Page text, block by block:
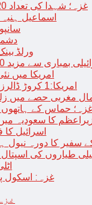
غزہ؛ شہدا کی تعداد 20 ہزار ہوگئی، اقوام متحدہ کی قرارداد پر ووٹنگ پھرموخر
اسماعیل
ورلڈ بینک نے
سے مزید 100 فلسطینی شہید ، العودہ اسپتال فوجی بیرک میں تبدیل
امریکا میں
امریکا:1 کروڑ ڈالرز سے زائد مالیت کی ای-سگریٹس اسمگل کرنے کی کوشش
حصے میں زلزلے سے ہلاکتوں
غزہ؛ حماس کے ہاتھوں مزید 7 اسرائیلی فوجی ہلاک، مجموعی
کا سعودیہ
اسرائیل کا
سفیر کا دورہ نیول
طیاروں کی اسپتال اور
غزہ: اسکول